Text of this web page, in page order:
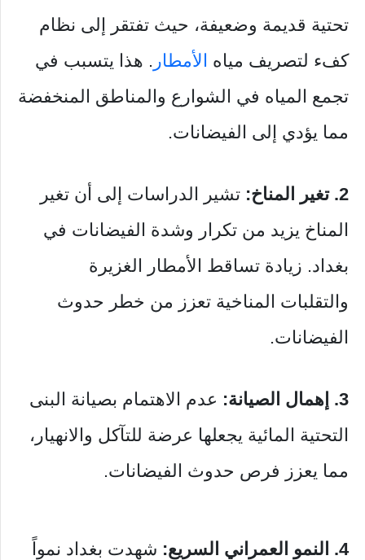
تحتية قديمة وضعيفة، حيث تفتقر إلى نظام
كفء لتصريف مياه الأمطار . هذا يتسبب في
تجمع المياه في الشوارع والمناطق المنخفضة
مما يؤدي إلى الفيضانات.
2. تغير المناخ:
تشير الدراسات إلى أن تغير
المناخ يزيد من تكرار وشدة الفيضانات في
بغداد. زيادة تساقط الأمطار الغزيرة
والتقلبات المناخية تعزز من خطر حدوث
الفيضانات.
3. إهمال الصيانة:
عدم الاهتمام بصيانة البنى
التحتية المائية يجعلها عرضة للتآكل والانهيار،
مما يعزز فرص حدوث الفيضانات.
4. النمو العمراني السريع:
شهدت بغداد نمواً